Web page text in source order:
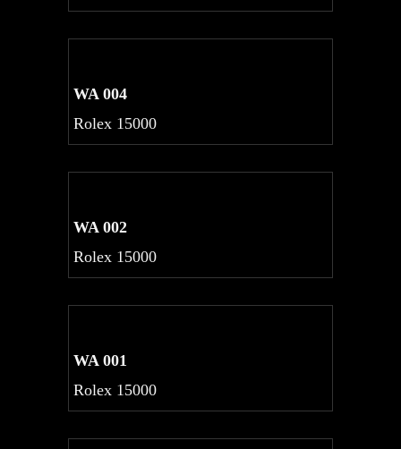
WA 004
Rolex 15000
WA 002
Rolex 15000
WA 001
Rolex 15000